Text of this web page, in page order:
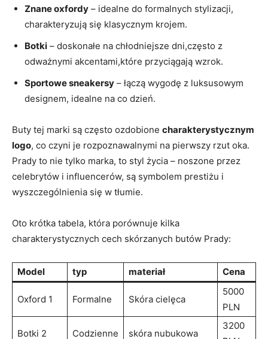
Znane​ oxfordy – idealne do ⁣formalnych stylizacji,
charakteryzują się klasycznym krojem.
Botki – doskonałe na chłodniejsze dni,często z
odważnymi akcentami,które przyciągają wzrok.
Sportowe⁣ sneakersy – łączą ‌wygodę z luksusowym‌
designem, idealne na co dzień.
Buty tej marki są⁢ często ozdobione charakterystycznym
logo, co‌ czyni je rozpoznawalnymi​ na pierwszy rzut oka.⁢
Prady to nie tylko marka, ‍to styl życia – noszone przez
celebrytów i influencerów, są symbolem​ prestiżu i
wyszczególnienia się ⁢w tłumie.
Oto krótka tabela,⁤ która porównuje kilka
charakterystycznych ‌cech ⁤skórzanych butów Prady:
Model typ materiał Cena
Oxford⁢ 1 Formalne Skóra⁤ cielęca
5000
PLN
Botki 2 Codzienne skóra nubukowa
3200